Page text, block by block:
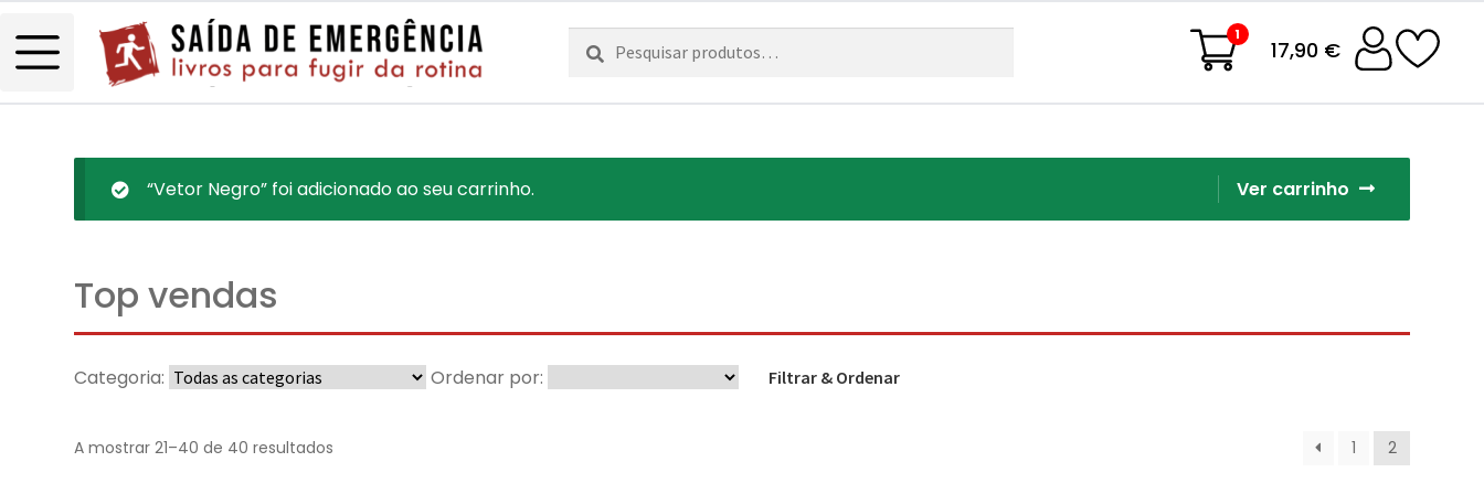
Pesquisar
por:
Pesquisa 1
17,90 €
Ver carrinho
“Vetor Negro” foi adicionado ao seu carrinho.
Top vendas
Categoria: Ordenar por: Filtrar & Ordenar
A mostrar 21–40 de 40 resultados 1 2